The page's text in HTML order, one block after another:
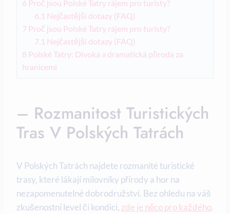
6 Proč jsou Polské Tatry rájem pro turisty?
6.1 Nejčastější dotazy (FAQ)
7 Proč jsou Polské Tatry rájem pro turisty?
7.1 Nejčastější dotazy (FAQ)
8 Polské Tatry: Divoká a dramatická příroda za
hranicemi
– Rozmanitost Turistických
Tras V Polských Tatrách
V Polských Tatrách najdete rozmanité turistické
trasy, které lákají milovníky přírody a hor na
nezapomenutelné dobrodružství. Bez ohledu na váš
zkušenostní level či kondici, zde je něco pro každého.